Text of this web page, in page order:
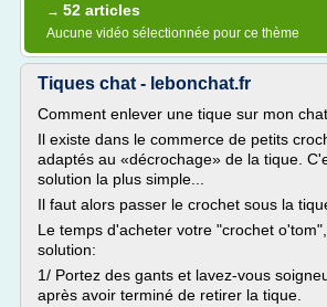
→ 52 articles
Aucune vidéo sélectionnée pour ce thème
Tiques chat - lebonchat.fr
Comment enlever une tique sur mon
Il existe dans le commerce de petits
adaptés au «décrochage» de la tique.
solution la plus simple...
Il faut alors passer le crochet sous la
Le temps d'acheter votre "crochet
solution:
1/ Portez des gants et lavez-vous
après avoir terminé de retirer la tique.